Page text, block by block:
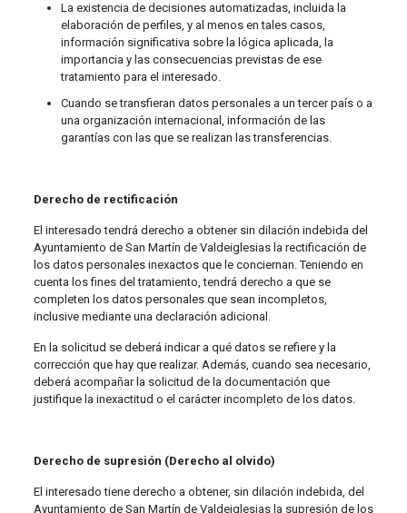
La existencia de decisiones automatizadas, incluida la
elaboración de perfiles, y al menos en tales casos,
información significativa sobre la lógica aplicada, la
importancia y las consecuencias previstas de ese
tratamiento para el interesado.
Cuando se transfieran datos personales a un tercer país o a
una organización internacional, información de las
garantías con las que se realizan las transferencias.
Derecho de rectificación
El interesado tendrá derecho a obtener sin dilación indebida del
Ayuntamiento de San Martín de Valdeiglesias la rectificación de
los datos personales inexactos que le conciernan. Teniendo en
cuenta los fines del tratamiento, tendrá derecho a que se
completen los datos personales que sean incompletos,
inclusive mediante una declaración adicional.
En la solicitud se deberá indicar a qué datos se refiere y la
corrección que hay que realizar. Además, cuando sea necesario,
deberá acompañar la solicitud de la documentación que
justifique la inexactitud o el carácter incompleto de los datos.
Derecho de supresión (Derecho al olvido)
El interesado tiene derecho a obtener, sin dilación indebida, del
Ayuntamiento de San Martín de Valdeiglesias la supresión de los